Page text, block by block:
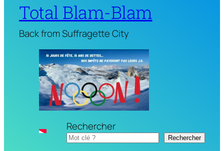
Total Blam-Blam
Back from Suffragette City
Rechercher
Rechercher